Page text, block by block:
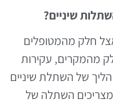
שיניים?
חלק מהמטופלים
מהמקרים, עקירות
הליך של השתלת שיניים
השתלה של